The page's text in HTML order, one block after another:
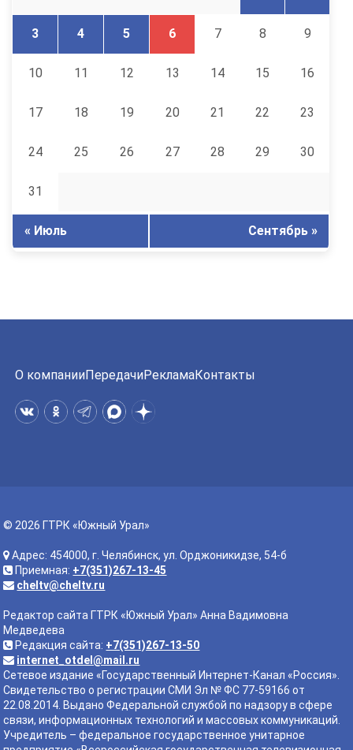
3 4 5 6 7 8 9
10 11 12 13 14 15 16
17 18 19 20 21 22 23
24 25 26 27 28 29 30
31
« Июль Сентябрь »
О компанииПередачиРекламаКонтакты
© 2026 ГТРК «Южный Урал»
Адрес: 454000, г. Челябинск, ул. Орджоникидзе, 54-б
Приемная: +7(351)267-13-45
cheltv@cheltv.ru
Редактор сайта ГТРК «Южный Урал» Анна Вадимовна
Медведева
Редакция сайта: +7(351)267-13-50
internet_otdel@mail.ru
Сетевое издание «Государственный Интернет-Канал «Россия».
Свидетельство о регистрации СМИ Эл № ФС 77-59166 от
22.08.2014. Выдано Федеральной службой по надзору в сфере
связи, информационных технологий и массовых коммуникаций.
Учредитель – федеральное государственное унитарное